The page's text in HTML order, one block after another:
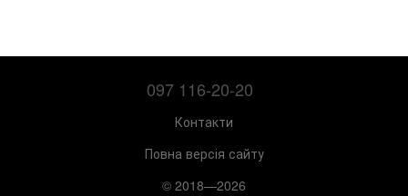
097 116-20-20
Контакти
Повна версія сайту
© 2018—2026